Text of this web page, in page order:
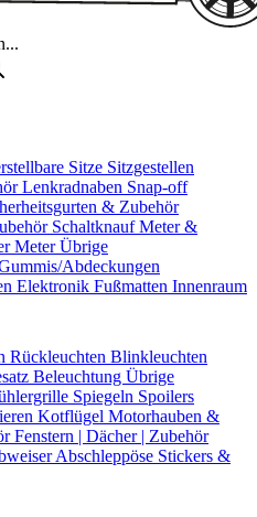
Sitze Sitzgestellen
Lenkradnaben Snap-off
& Zubehör
SchaltknaufMeter &
Meter Übrige
Abdeckungen
Elektronik Fußmatten Innenraum
Rückleuchten Blinkleuchten
Beleuchtung Übrige
Spiegeln Spoilers
Kotflügel Motorhauben &
Fenstern | Dächer | Zubehör
Abschleppöse Stickers &